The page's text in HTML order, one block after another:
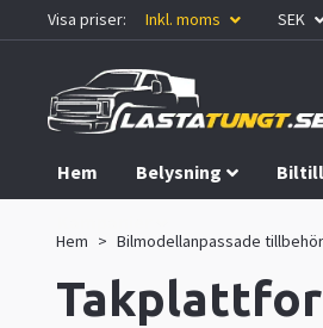
Visa priser: Inkl. moms SEK
Hem Belysning
Hem Bilmodellanpassade